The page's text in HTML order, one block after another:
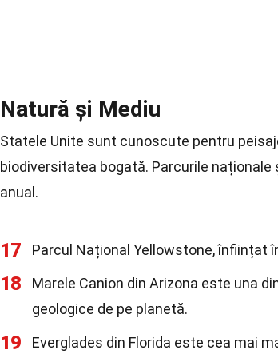
Natură și Mediu
Statele Unite sunt cunoscute pentru
biodiversitatea bogată. Parcurile
anual.
17 Parcul Național Yellowstone, înființat
18
Marele Canion din Arizona este una
geologice de pe planetă.
19 Everglades din Florida este cea mai